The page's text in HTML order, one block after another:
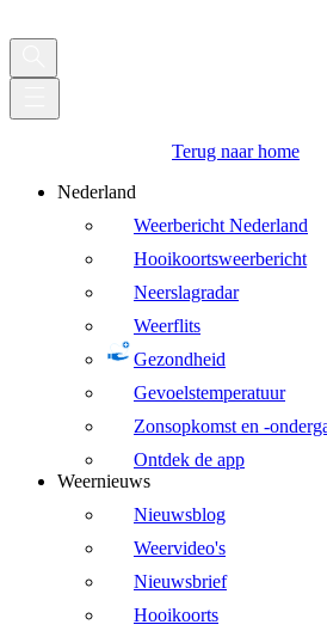
Terug naar home
Nederland
Weerbericht Nederland
Hooikoortsweerbericht
Neerslagradar
Weerflits
Gezondheid
Gevoelstemperatuur
Zonsopkomst en -
Ontdek de app
Weernieuws
Nieuwsblog
Weervideo's
Nieuwsbrief
Hooikoorts